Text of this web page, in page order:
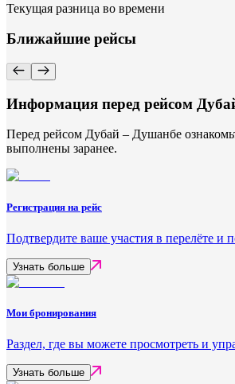
Текущая разница во времени
Ближайшие рейсы
Информация перед рейсом
Перед рейсом Дубай – Душанбе
выполнены заранее.
Регистрация на рейс
Подтвердите ваше участия в перелёте и
Узнать больше
Мои бронирования
Раздел, где вы можете просмотреть и
Узнать больше